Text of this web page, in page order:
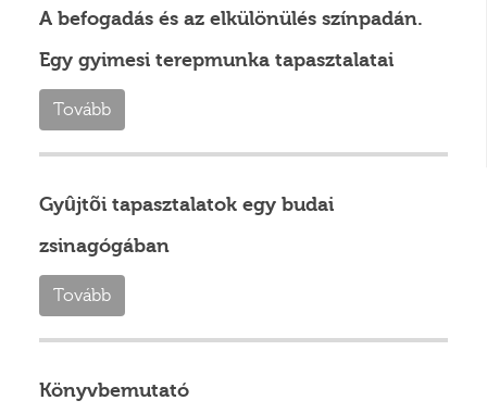
A befogadás és az elkülönülés színpadán.
Egy gyimesi terepmunka tapasztalatai
Tovább
Gyûjtõi tapasztalatok egy budai
zsinagógában
Tovább
Könyvbemutató